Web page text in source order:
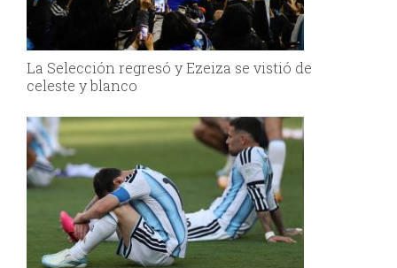
La Selección regresó y Ezeiza se vistió de
celeste y blanco